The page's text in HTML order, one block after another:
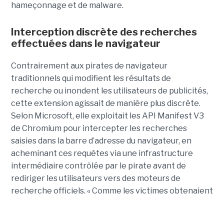
hameçonnage et de malware.
Interception discrète des recherches
effectuées dans le navigateur
Contrairement aux pirates de navigateur
traditionnels qui modifient les résultats de
recherche ou inondent les utilisateurs de publicités,
cette extension agissait de manière plus discrète.
Selon Microsoft, elle exploitait les API Manifest V3
de Chromium pour intercepter les recherches
saisies dans la barre d’adresse du navigateur, en
acheminant ces requêtes via une infrastructure
intermédiaire contrôlée par le pirate avant de
rediriger les utilisateurs vers des moteurs de
recherche officiels. « Comme les victimes obtenaient